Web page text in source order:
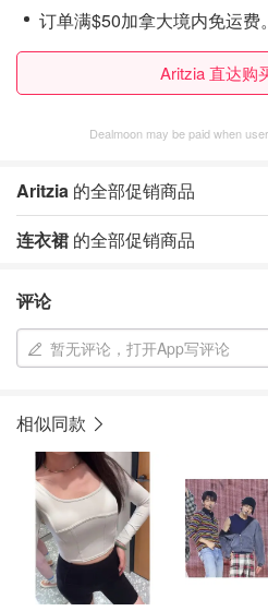
订单满$50加拿大境内免运费。
Aritzia 直达购
Dealmoon may be paid when
Aritzia 的全部促销商品
连衣裙 的全部促销商品
评论
暂无评论，打开App写评论
相似同款